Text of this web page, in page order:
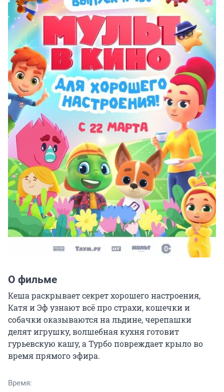
О фильме
Кеша раскрывает секрет хорошего настроения,
Катя и Эф узнают всё про страхи, кошечки и
собачки оказываются на льдине, черепашки
делят игрушку, волшебная кухня готовит
гурьевскую кашу, а Турбо повреждает крыло во
время прямого эфира.
Время: